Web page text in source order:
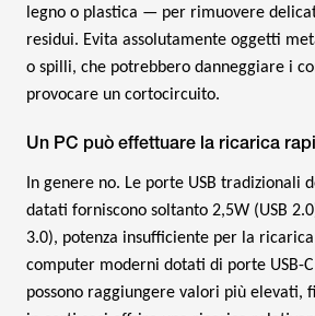
legno o plastica — per rimuovere
residui. Evita assolutamente oggetti
o spilli, che potrebbero danneggiare i
provocare un cortocircuito.
Un PC può effettuare la ricarica
In genere no. Le porte USB tradizionali
datati forniscono soltanto 2,5W (USB
3.0), potenza insufficiente per la
computer moderni dotati di porte USB-
possono raggiungere valori più elevati,